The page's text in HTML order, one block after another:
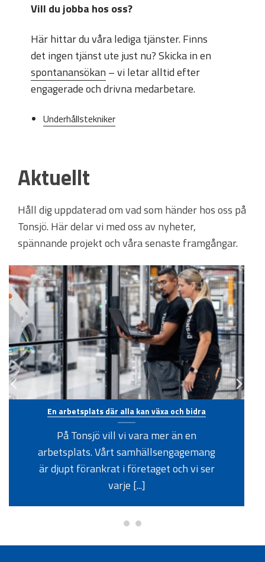
Vill du jobba hos oss?
Här hittar du våra lediga tjänster. Finns
det ingen tjänst ute just nu? Skicka in en
spontanansökan – vi letar alltid efter
engagerade och drivna medarbetare.
Underhållstekniker
Aktuellt
Håll dig uppdaterad om vad som händer hos oss på
Tonsjö. Här delar vi med oss av nyheter,
spännande projekt och våra senaste framgångar.
En arbetsplats där alla kan växa och bidra
På Tonsjö vill vi vara mer än en
arbetsplats. Vårt samhällsengagemang
är djupt förankrat i företaget och vi ser
varje [...]